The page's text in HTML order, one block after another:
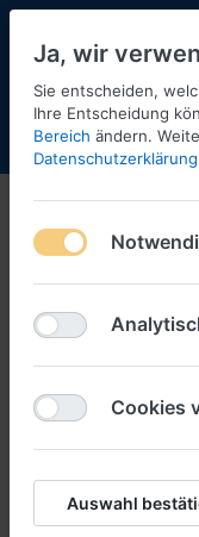
Menü
Ja, wir
Sie entscheiden,
Ihre Entscheidung
Bereich ändern.
Datenschutzerklärung
Cookies
Auswahl